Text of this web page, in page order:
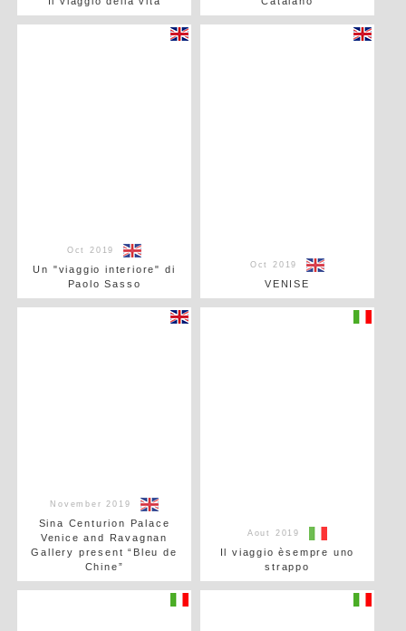
Oct 2019
Un "viaggio interiore" di
Paolo Sasso
Oct 2019
VENISE
November 2019
Sina Centurion Palace
Venice and Ravagnan
Gallery present “Bleu de
Chine”
Aout 2019
Il viaggio èsempre uno
strappo